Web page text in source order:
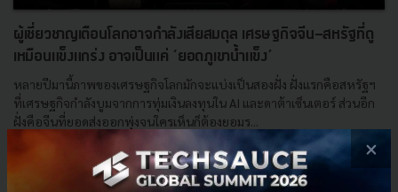
ผู้เชี่ยวชาญเตือนโลกอาจกำลังเสียสมดุล เศรษฐกิจจีน-สหรัฐที่ดู
เหมือนแข็งแกร่ง อาจเป็นแค่ ‘ยอดภูเขาน้ำแข็ง’
หลายปีมานี้ภาพของเศรษฐกิจโลกมักจะแบ่งเป็นสองฝั่ง ฝั่งแรกคือสหรัฐฯ
ที่เศรษฐกิจกำลังบูมจากการทุ่มเงินลงทุนใน AI และดาต้าเซ็นเตอร์ ส่วนอีก
ฝั่งคือจีนที่ยอดส่งออกพุ่งจนใครเห็นก็ต้องยอมร...
| ByTechsauce Team
×